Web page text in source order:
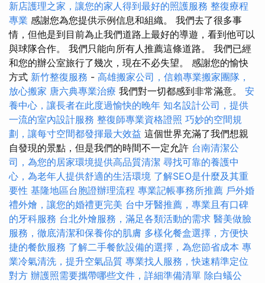
新店護理之家，讓您的家人得到最好的照護服務 整復療程
專業 感謝您為您提供示例信息和組織。 我們去了很多事
情，但他是到目前為止我們道路上最好的導遊，看到他可以
與球隊合作。 我們只能向所有人推薦這條道路。 我們已經
和您的辦公室旅行了幾次，現在不必失望。 感謝您的愉快
方式 新竹整復服務 - 高雄搬家公司，信賴專業搬家團隊，
放心搬家 唐六典專業治療 我們對一切都感到非常滿意。 安
養中心，讓長者在此度過愉快的晚年 知名設計公司，提供
一流的室內設計服務 整復師專業資格證照 巧妙的空間規
劃，讓每寸空間都發揮最大效益 這個世界充滿了我們想親
自發現的景點，但是我們的時間不一定允許 台南清潔公
司，為您的居家環境提供高品質清潔 尋找可靠的養護中
心，為老年人提供舒適的生活環境 了解SEO是什麼及其重
要性 基隆地區台胞證辦理流程 專業記帳事務所推薦 戶外婚
禮外燴，讓您的婚禮更完美 台中牙醫推薦，專業且有口碑
的牙科服務 台北外燴服務，滿足各類活動的需求 醫美做臉
服務，徹底清潔和保養你的肌膚 多樣化餐盒選擇，方便快
捷的餐飲服務 了解二手餐飲設備的選擇，為您節省成本 專
業冷氣清洗，提升空氣品質 專業找人服務，快速精準定位
對方 辦護照需要攜帶哪些文件，詳細準備清單 除白蟻公